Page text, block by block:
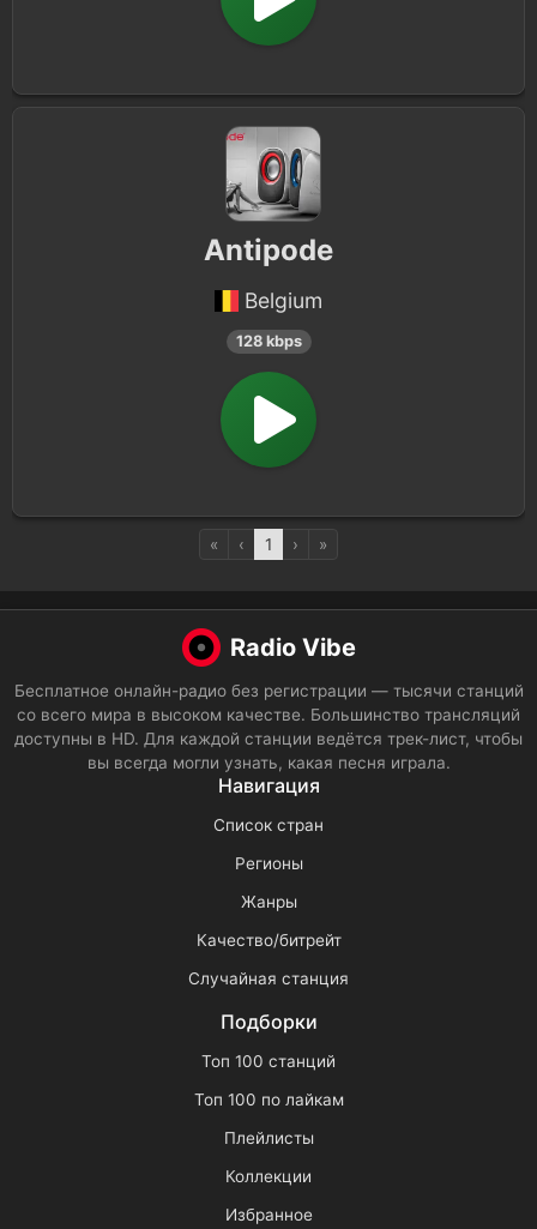
Antipode
Belgium
128 kbps
« ‹ 1 › »
Radio Vibe
Бесплатное онлайн-радио без регистрации — тысячи станций
со всего мира в высоком качестве. Большинство трансляций
доступны в HD. Для каждой станции ведётся трек-лист, чтобы
вы всегда могли узнать, какая песня играла.
Навигация
Список стран
Регионы
Жанры
Качество/битрейт
Случайная станция
Подборки
Топ 100 станций
Топ 100 по лайкам
Плейлисты
Коллекции
Избранное